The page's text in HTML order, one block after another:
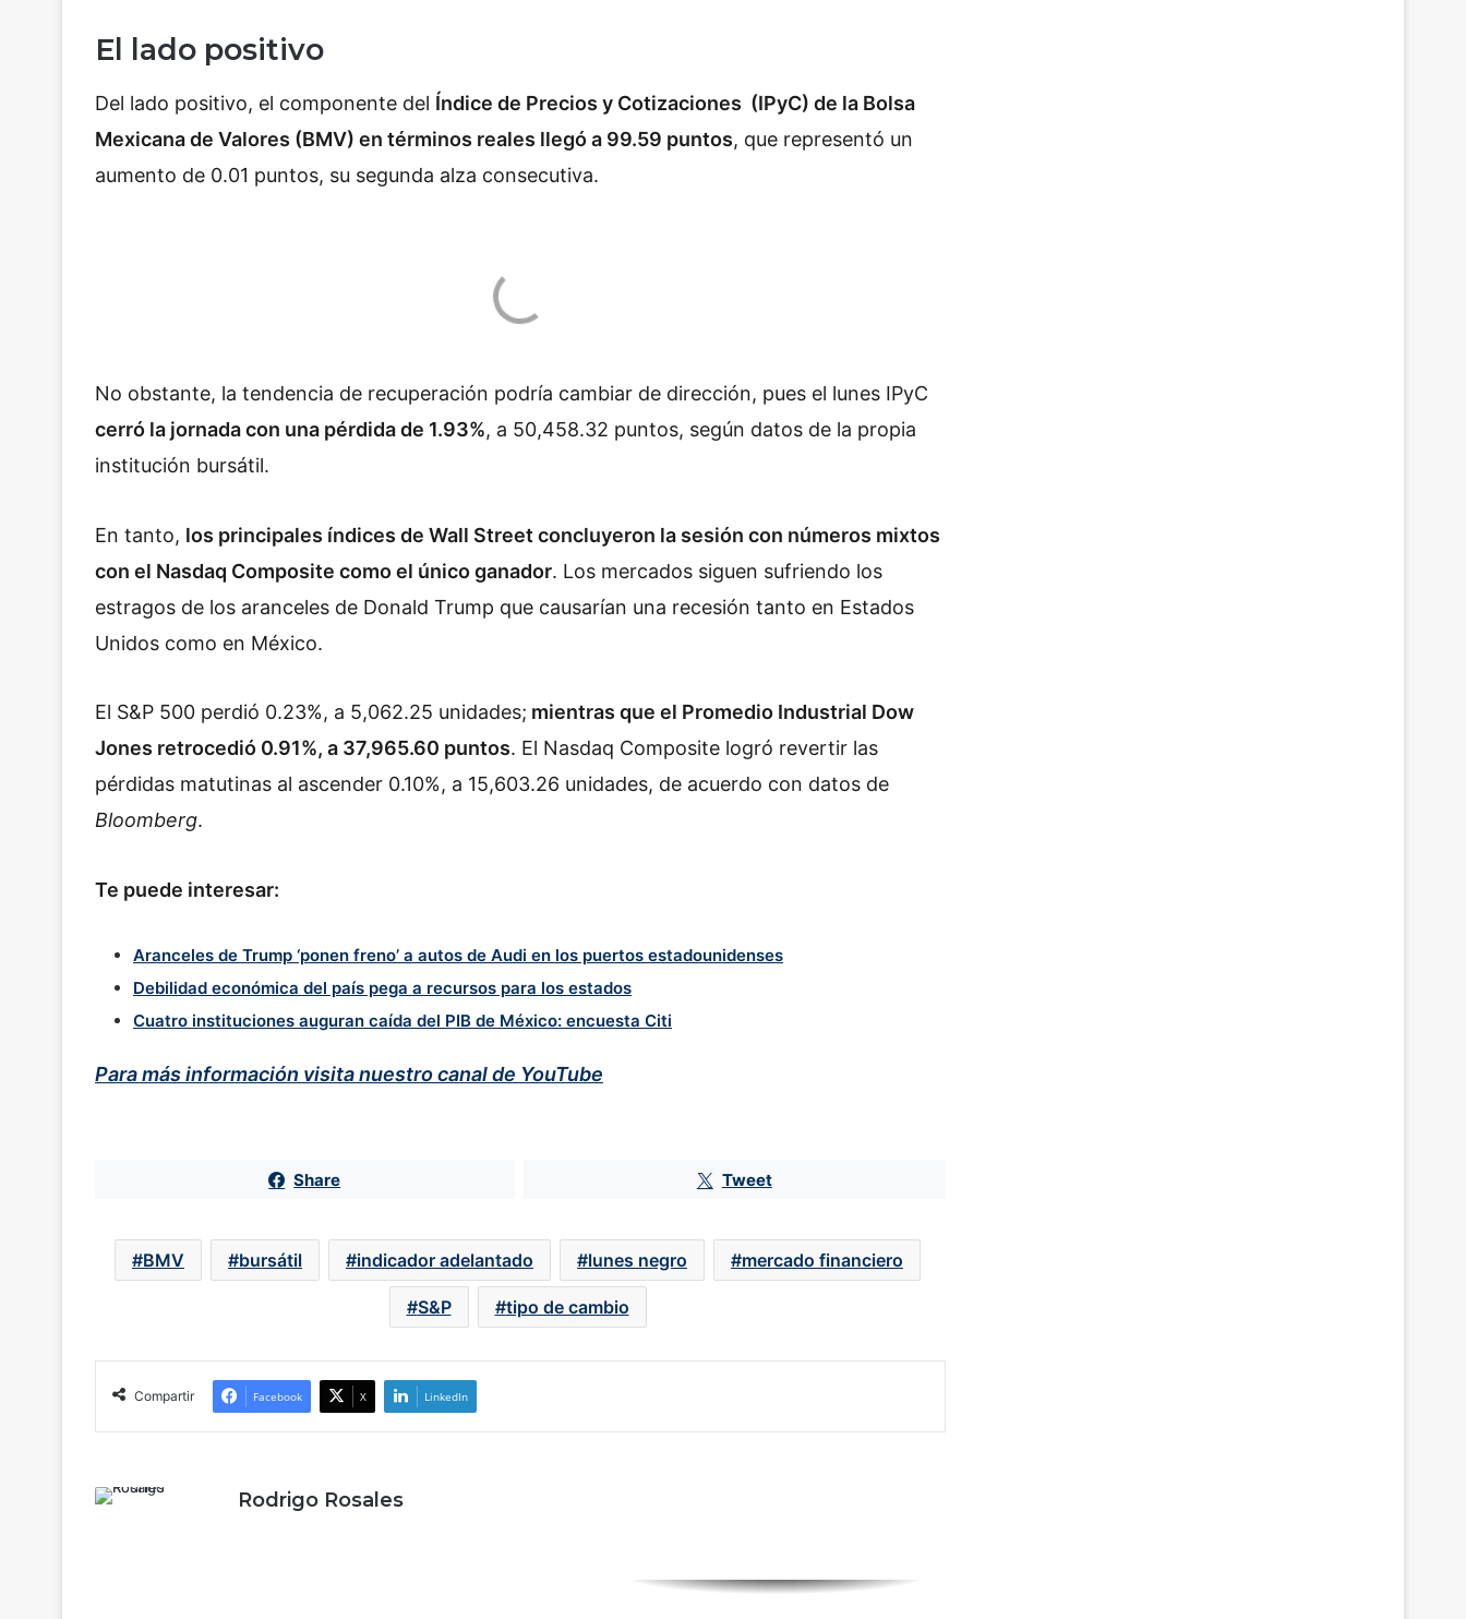
El lado positivo
Del lado positivo, el componente del Índice de Precios y Cotizaciones (IPyC) de la Bolsa
Mexicana de Valores (BMV) en términos reales llegó a 99.59 puntos, que representó un
aumento de 0.01 puntos, su segunda alza consecutiva.
No obstante, la tendencia de recuperación podría cambiar de dirección, pues el lunes IPyC
cerró la jornada con una pérdida de 1.93%, a 50,458.32 puntos, según datos de la propia
institución bursátil.
En tanto, los principales índices de Wall Street concluyeron la sesión con números mixtos
con el Nasdaq Composite como el único ganador. Los mercados siguen sufriendo los
estragos de los aranceles de Donald Trump que causarían una recesión tanto en Estados
Unidos como en México.
El S&P 500 perdió 0.23%, a 5,062.25 unidades; mientras que el Promedio Industrial Dow
Jones retrocedió 0.91%, a 37,965.60 puntos. El Nasdaq Composite logró revertir las
pérdidas matutinas al ascender 0.10%, a 15,603.26 unidades, de acuerdo con datos de
Bloomberg.
Te puede interesar:
Aranceles de Trump ‘ponen freno’ a autos de Audi en los puertos estadounidenses
Debilidad económica del país pega a recursos para los estados
Cuatro instituciones auguran caída del PIB de México: encuesta Citi
Para más información visita nuestro canal de YouTube
Share Tweet
BMV bursátil indicador adelantado lunes negro mercado financiero
S&P tipo de cambio
Compartir Facebook X LinkedIn
Rodrigo Rosales
Banxico mantiene la tasa de interés
recuperarse; está la mitad de lo que
dejó Peña Nieto
Bankaool, el más optimista sobre el
del 1.6% mientras otros bancos